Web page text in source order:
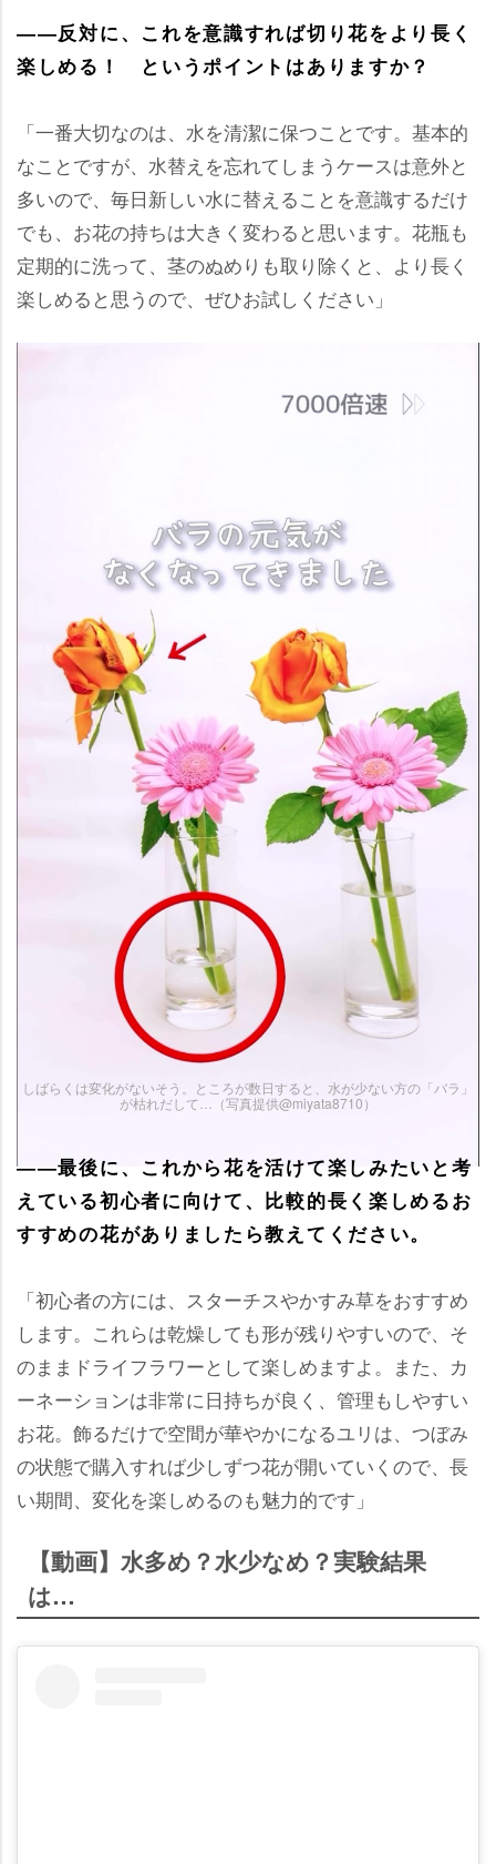
――反対に、これを意識すれば切り花をより長く
楽しめる！ というポイントはありますか？
「一番大切なのは、水を清潔に保つことです。基本的
なことですが、水替えを忘れてしまうケースは意外と
多いので、毎日新しい水に替えることを意識するだけ
でも、お花の持ちは大きく変わると思います。花瓶も
定期的に洗って、茎のぬめりも取り除くと、より長く
楽しめると思うので、ぜひお試しください」
しばらくは変化がないそう。ところが数日すると、水が少ない方の「バラ」
が枯れだして…（写真提供@miyata8710）
――最後に、これから花を活けて楽しみたいと考
えている初心者に向けて、比較的長く楽しめるお
すすめの花がありましたら教えてください。
「初心者の方には、スターチスやかすみ草をおすすめ
します。これらは乾燥しても形が残りやすいので、そ
のままドライフラワーとして楽しめますよ。また、カ
ーネーションは非常に日持ちが良く、管理もしやすい
お花。飾るだけで空間が華やかになるユリは、つぼみ
の状態で購入すれば少しずつ花が開いていくので、長
い期間、変化を楽しめるのも魅力的です」
【動画】水多め？水少なめ？実験結果
は…